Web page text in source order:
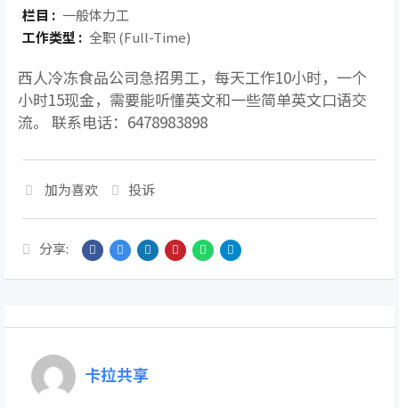
栏目 : 一般体力工
工作类型 : 全职 (Full-Time)
西人冷冻食品公司急招男工，每天工作10小时，一个
小时15现金，需要能听懂英文和一些简单英文口语交
流。 联系电话：6478983898
加为喜欢 投诉
分享:
卡拉共享